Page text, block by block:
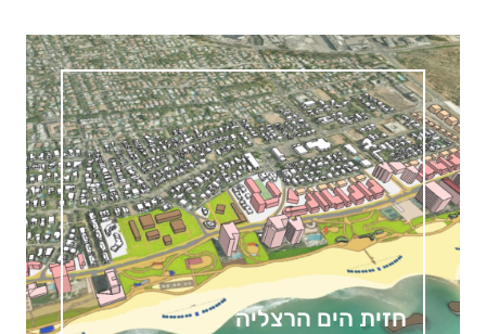
חזית הים הרצליה